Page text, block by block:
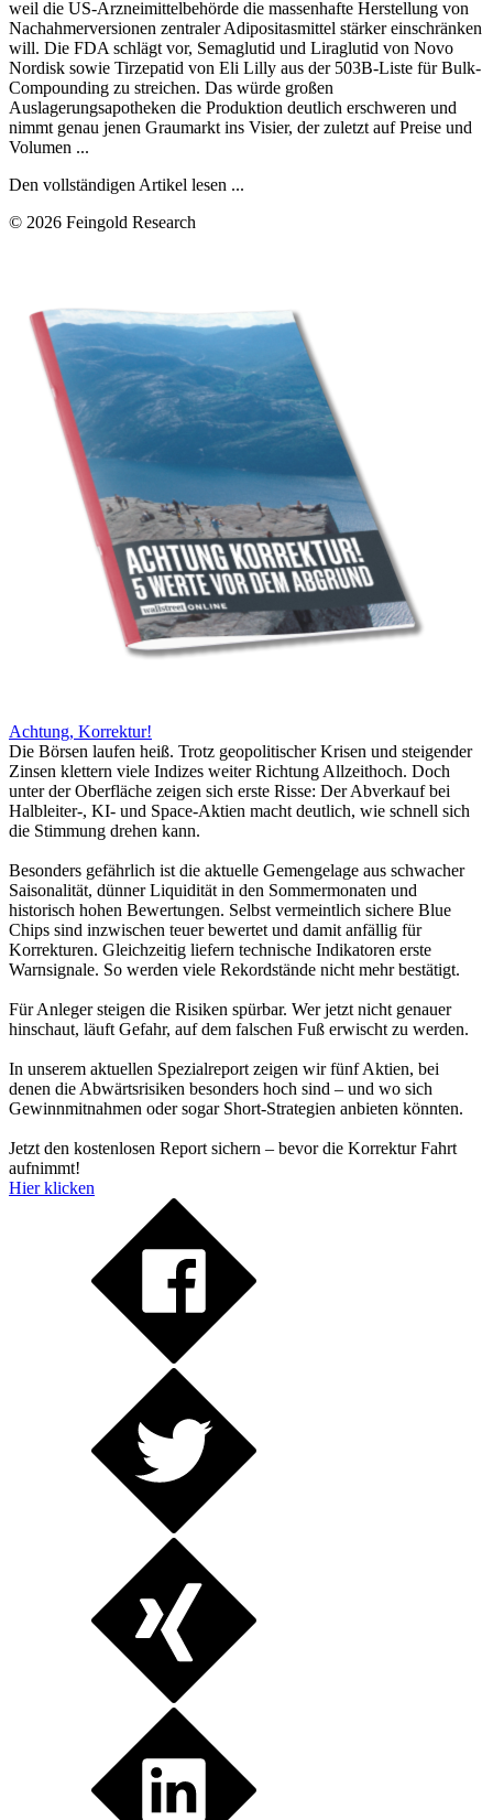
weil die US-Arzneimittelbehörde die massenhafte Herstellung von
Nachahmerversionen zentraler Adipositasmittel stärker einschränken
will. Die FDA schlägt vor, Semaglutid und Liraglutid von Novo
Nordisk sowie Tirzepatid von Eli Lilly aus der 503B-Liste für Bulk-
Compounding zu streichen. Das würde großen
Auslagerungsapotheken die Produktion deutlich erschweren und
nimmt genau jenen Graumarkt ins Visier, der zuletzt auf Preise und
Volumen ...
Den vollständigen Artikel lesen ...
© 2026 Feingold Research
Achtung, Korrektur!
Die Börsen laufen heiß. Trotz geopolitischer Krisen und steigender
Zinsen klettern viele Indizes weiter Richtung Allzeithoch. Doch
unter der Oberfläche zeigen sich erste Risse: Der Abverkauf bei
Halbleiter-, KI- und Space-Aktien macht deutlich, wie schnell sich
die Stimmung drehen kann.
Besonders gefährlich ist die aktuelle Gemengelage aus schwacher
Saisonalität, dünner Liquidität in den Sommermonaten und
historisch hohen Bewertungen. Selbst vermeintlich sichere Blue
Chips sind inzwischen teuer bewertet und damit anfällig für
Korrekturen. Gleichzeitig liefern technische Indikatoren erste
Warnsignale. So werden viele Rekordstände nicht mehr bestätigt.
Für Anleger steigen die Risiken spürbar. Wer jetzt nicht genauer
hinschaut, läuft Gefahr, auf dem falschen Fuß erwischt zu werden.
In unserem aktuellen Spezialreport zeigen wir fünf Aktien, bei
denen die Abwärtsrisiken besonders hoch sind – und wo sich
Gewinnmitnahmen oder sogar Short-Strategien anbieten könnten.
Jetzt den kostenlosen Report sichern – bevor die Korrektur Fahrt
aufnimmt!
Hier klicken